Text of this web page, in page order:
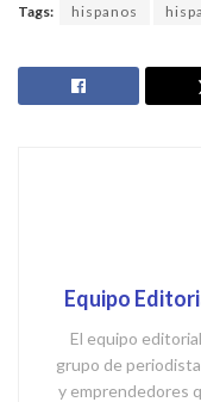
Tags: hispanos
Equipo
El equipo
grupo de
y emprendedores